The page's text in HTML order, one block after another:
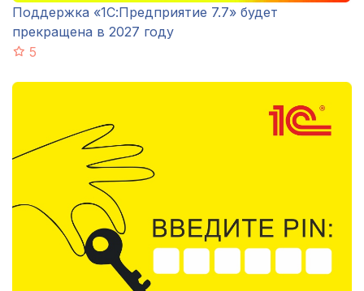
Поддержка «1С:Предприятие 7.7» будет
прекращена в 2027 году
5